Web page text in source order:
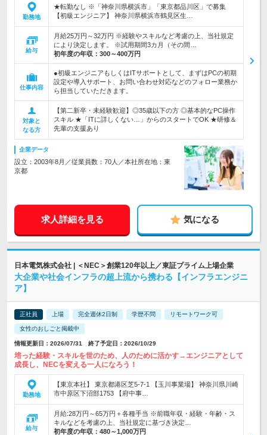
勤務地
★転勤なし ※「神奈川県横浜市」「東京都品川区」で募集
【初級エンジニア】 神奈川県横浜市鶴見区生…
給与
月給25万円～32万円 ※経験やスキルなど考慮の上、当社規定
により決定します。 ※試用期間3カ月（その間…
初年度の年収： 300～400万円
仕事内容
●初級エンジニアもしくはITサポートとして、まずはPCの初期
設定や導入サポート、お問い合わせ対応などのフォロー業務か
ら担当していただきます。
対象と
なる方
【第二新卒・未経験歓迎】◎35歳以下の方 ◎基本的なPC操作
スキル ★「ITに詳しくない…」からのスタートでOK ★研修＆
先輩の支援あり
企業データ
設立：2003年8月／従業員数：70人／本社所在地：東
京都
求人詳細を見る 気になる
日本電気株式会社 | ＜NEC＞創業120年以上／東証プライム上場企業
大企業や社会インフラの超上流から携わる【インフラエンジニ
ア】
正社員 上場 完全週休2日制 学歴不問 リモートワーク可
女性のおしごと掲載中
情報更新日：2026/07/31 終了予定日：2026/10/29
培った経験・スキルを世のため、人のために活かす→エンジニアとして
成長し、NECを変える一人になろう！
勤務地
【東京本社】 東京都港区芝5-7-1 【玉川事業場】 神奈川県川崎
市中原区下沼部1753 【府中事…
給与
月給:28万円～65万円＋各種手当 ※前職年収・経験・年齢・ス
キルなどを考慮の上、当社規定に基づき決定…
初年度の年収： 480～1,000万円